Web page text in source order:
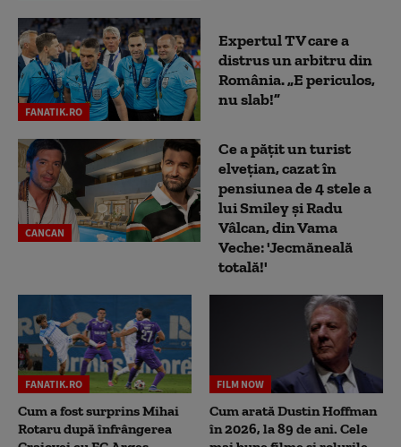
FANATIK.RO
Expertul TV care a
distrus un arbitru din
România. „E periculos,
nu slab!”
CANCAN
Ce a pățit un turist
elvețian, cazat în
pensiunea de 4 stele a
lui Smiley și Radu
Vâlcan, din Vama
Veche: 'Jecmăneală
totală!'
FANATIK.RO
Cum a fost surprins Mihai
Rotaru după înfrângerea
FILM NOW
Cum arată Dustin Hoffman
în 2026, la 89 de ani. Cele